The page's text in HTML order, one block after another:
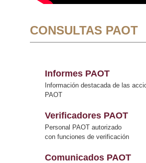
CONSULTAS PAOT
Informes PAOT
Información destacada de las
PAOT
Verificadores PAOT
Personal PAOT autorizado
con funciones de verificación
Comunicados PAOT